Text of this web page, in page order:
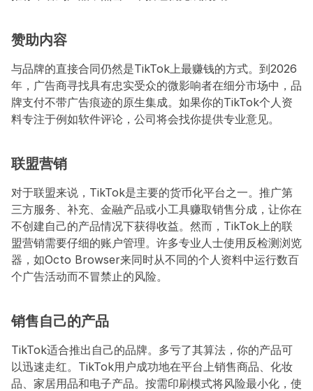
赞助内容
与品牌的直接合同仍然是TikTok上最赚钱的方式。到2026
年，广告商寻找具有忠实受众的微影响者在细分市场中，品
牌支付不带广告痕迹的原生集成。如果你的TikTok个人资
料专注于例如软件评论，公司将会找你提供专业意见。
联盟营销
对于联盟来说，TikTok是主要的货币化平台之一。推广第
三方服务、补充、金融产品或小工具赚取销售分成，让你在
不创建自己的产品情况下获得收益。然而，TikTok上的联
盟营销需要仔细的账户管理。许多专业人士使用反检测浏览
器，如Octo Browser来同时从不同的个人资料中运行数百
个广告活动而不冒禁止的风险。
销售自己的产品
TikTok适合推出自己的品牌。多亏了其算法，你的产品可
以迅速走红。TikTok用户成功地在平台上销售商品、化妆
品、家居用品和电子产品。按需印刷模式将风险最小化，使